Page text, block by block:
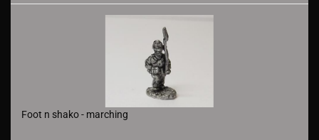
Foot n shako - marching